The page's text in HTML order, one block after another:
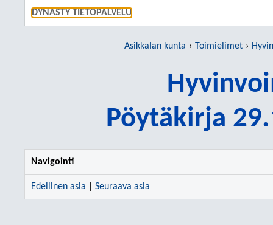
DYNASTY TIETOPALVELU
Asikkalan kunta Toimielimet
Pöytäkirja
Navigointi
Edellinen asia Seuraava asia